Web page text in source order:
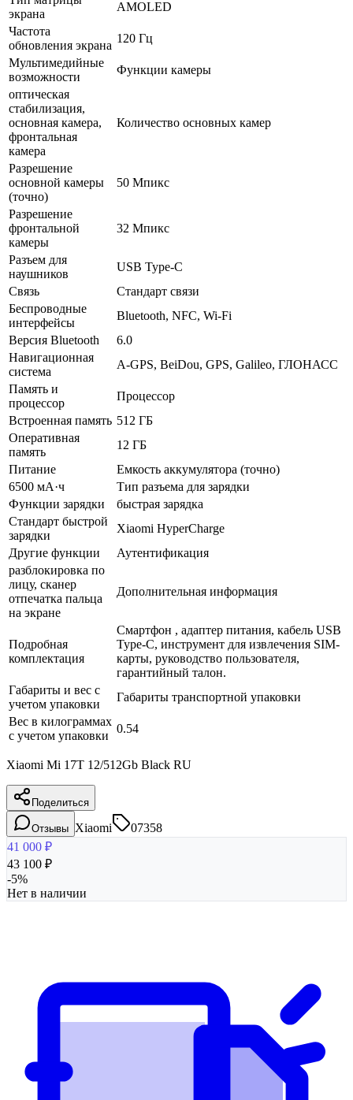
экрана
AMOLED
Частота
обновления экрана
120 Гц
Мультимедийные
возможности
Функции камеры
оптическая
стабилизация,
основная камера,
фронтальная
камера
Количество основных камер
Разрешение
основной камеры
(точно)
50 Мпикс
Разрешение
фронтальной
камеры
32 Мпикс
Разъем для
наушников
USB Type-C
Связь
Стандарт связи
Беспроводные
интерфейсы
Bluetooth, NFC, Wi-Fi
Версия Bluetooth
6.0
Навигационная
система
A-GPS, BeiDou, GPS, Galileo, ГЛОНАСС
Память и
процессор
Процессор
Встроенная память 512 ГБ
Оперативная
память
12 ГБ
Питание
Емкость аккумулятора (точно)
6500 мА·ч
Тип разъема для зарядки
Функции зарядки
быстрая зарядка
Стандарт быстрой
зарядки
Xiaomi HyperCharge
Другие функции
Аутентификация
разблокировка по
лицу, сканер
отпечатка пальца
на экране
Дополнительная информация
Подробная
комплектация
Смартфон , адаптер питания, кабель USB
Type-C, инструмент для извлечения SIM-
карты, руководство пользователя,
гарантийный талон.
Габариты и вес с
учетом упаковки
Габариты транспортной упаковки
Вес в килограммах
с учетом упаковки
0.54
Xiaomi Mi 17T 12/512Gb Black RU
Поделиться
Отзывы Xiaomi
07358
41 000 ₽
43 100 ₽
-5%
Нет в наличии